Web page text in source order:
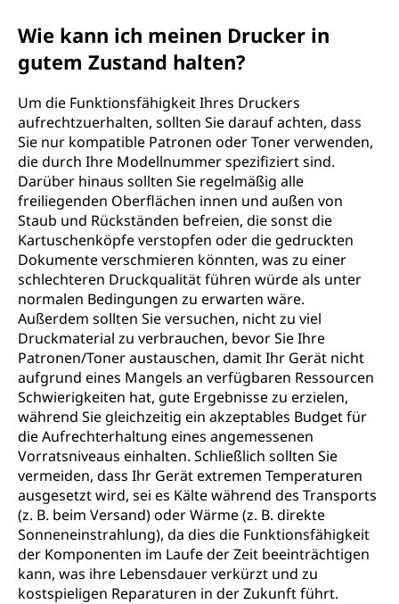
Wie kann ich meinen Drucker in
gutem Zustand halten?
Um die Funktionsfähigkeit Ihres Druckers
aufrechtzuerhalten, sollten Sie darauf achten, dass
Sie nur kompatible Patronen oder Toner verwenden,
die durch Ihre Modellnummer spezifiziert sind.
Darüber hinaus sollten Sie regelmäßig alle
freiliegenden Oberflächen innen und außen von
Staub und Rückständen befreien, die sonst die
Kartuschenköpfe verstopfen oder die gedruckten
Dokumente verschmieren könnten, was zu einer
schlechteren Druckqualität führen würde als unter
normalen Bedingungen zu erwarten wäre.
Außerdem sollten Sie versuchen, nicht zu viel
Druckmaterial zu verbrauchen, bevor Sie Ihre
Patronen/Toner austauschen, damit Ihr Gerät nicht
aufgrund eines Mangels an verfügbaren Ressourcen
Schwierigkeiten hat, gute Ergebnisse zu erzielen,
während Sie gleichzeitig ein akzeptables Budget für
die Aufrechterhaltung eines angemessenen
Vorratsniveaus einhalten. Schließlich sollten Sie
vermeiden, dass Ihr Gerät extremen Temperaturen
ausgesetzt wird, sei es Kälte während des Transports
(z. B. beim Versand) oder Wärme (z. B. direkte
Sonneneinstrahlung), da dies die Funktionsfähigkeit
der Komponenten im Laufe der Zeit beeinträchtigen
kann, was ihre Lebensdauer verkürzt und zu
kostspieligen Reparaturen in der Zukunft führt.